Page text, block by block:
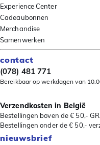
Experience Center
Cadeaubonnen
Merchandise
Samenwerken
contact
(078) 481 771
Bereikbaar op werkdagen van
Verzendkosten in België
Bestellingen boven de € 50,-
Bestellingen onder de € 50,-
nieuwsbrief